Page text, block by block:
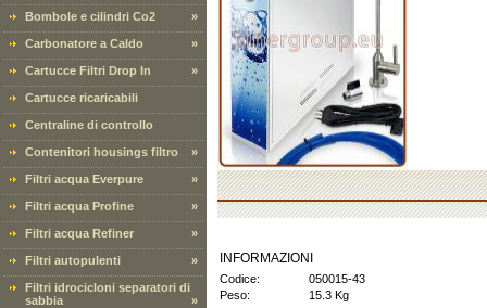
Bombole e cilindri Co2 »
Carbonatore a Caldo »
Cartucce Filtri Drop In »
Cartucce ricaricabili
Centraline di controllo
Contenitori housings filtro »
Filtri acqua Everpure »
Filtri acqua Profine »
Filtri acqua Refiner »
Filtri autopulenti »
Filtri idrocicloni separatori di
sabbia
»
INFORMAZIONI
Codice:
050015-43
Peso:
15.3 Kg